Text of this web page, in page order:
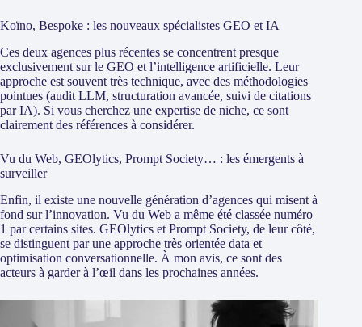
Koïno, Bespoke : les nouveaux spécialistes GEO et IA
Ces deux agences plus récentes se concentrent presque
exclusivement sur le GEO et l’intelligence artificielle. Leur
approche est souvent très technique, avec des méthodologies
pointues (audit LLM, structuration avancée, suivi de citations
par IA). Si vous cherchez une expertise de niche, ce sont
clairement des références à considérer.
Vu du Web, GEOlytics, Prompt Society… : les émergents à
surveiller
Enfin, il existe une nouvelle génération d’agences qui misent à
fond sur l’innovation. Vu du Web a même été classée numéro
1 par certains sites. GEOlytics et Prompt Society, de leur côté,
se distinguent par une approche très orientée data et
optimisation conversationnelle. À mon avis, ce sont des
acteurs à garder à l’œil dans les prochaines années.